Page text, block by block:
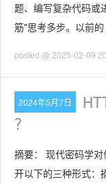
题、编写复杂代码或
筋"思考多步。以前
posted @ 2025-02-09
2024年5月7日
？
摘要： 现代密码学
开以下的三种形式：